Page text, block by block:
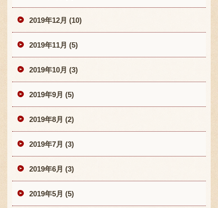
2019年12月 (10)
2019年11月 (5)
2019年10月 (3)
2019年9月 (5)
2019年8月 (2)
2019年7月 (3)
2019年6月 (3)
2019年5月 (5)